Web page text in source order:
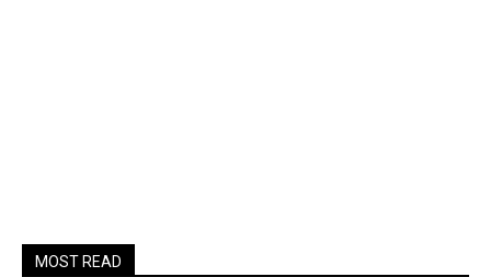
MOST READ